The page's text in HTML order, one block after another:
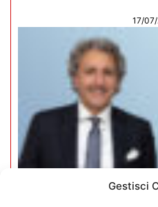
Gestisci
17/